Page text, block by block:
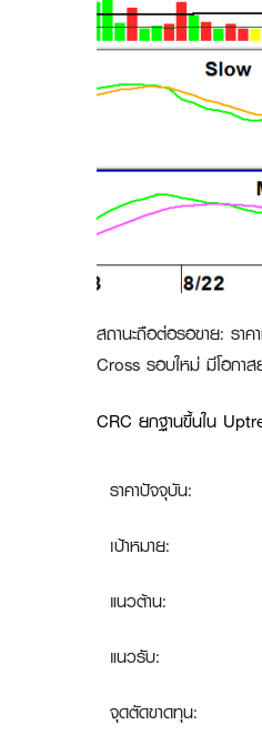
สถานะถือต่อรอขาย: รา
Cross รอบใหม่ มีโอกาส
CRC ยกฐานขึ้นใน
ราคาปัจจุบัน:
เป้าหมาย:
แนวต้าน:
แนวรับ:
จุดตัดขาดทุน: